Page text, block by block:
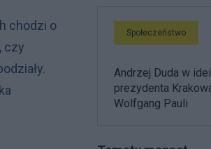
chodzi o
czy
Społeczeństwo
Andrzej Duda w
prezydenta
Wolfgang Pauli